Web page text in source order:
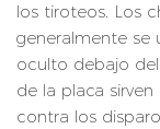
los tiroteos. Los
generalmente
oculto debajo
de la placa
contra los